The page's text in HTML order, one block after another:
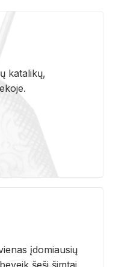
katalikų,
įdo­miau­sių